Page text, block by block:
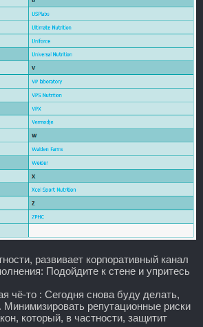
развивает корпоративный канал
Подойдите к стене и упритесь
чё-то : Сегодня снова буду делать,
Минимизировать репутационные риски
который, в частности, защитит